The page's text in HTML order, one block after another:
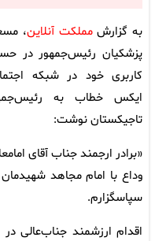
به گزارشمملکت آنلاین،
پزشکیان رئیس‌جمهور در
کاربری خود در شبکه
ایکس خطاب به
تاجیکستان نوشت:
«برادر ارجمند جناب آقای
وداع با امام مجاهد
سپاسگزارم.
اقدام ارزشمند جناب‌عالی